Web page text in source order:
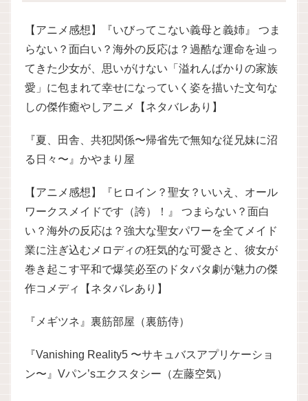
【アニメ感想】『いびってこない義母と義姉』 つま
らない？面白い？海外の反応は？過酷な運命を辿っ
てきた少女が、思いがけない「溢れんばかりの家族
愛」に包まれて幸せになっていく姿を描いた文句な
しの傑作癒やしアニメ【ネタバレあり】
『夏、田舎、共犯関係〜帰省先で無知な従兄妹に沼
る日々〜』かやまり屋
【アニメ感想】『ヒロイン？聖女？いいえ、オール
ワークスメイドです（誇）！』 つまらない？面白
い？海外の反応は？強大な聖女パワーを全てメイド
業に注ぎ込むメロディの狂気的な可愛さと、彼女が
巻き起こす平和で爆笑必至のドタバタ劇が魅力の傑
作コメディ【ネタバレあり】
『メギツネ』裏筋部屋（裏筋侍）
『Vanishing Reality5 〜サキュバスアプリケーショ
ン〜』Vパン’sエクスタシー（左藤空気）